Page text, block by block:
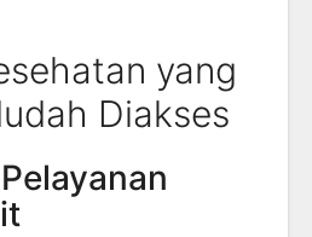
yang
Diakses